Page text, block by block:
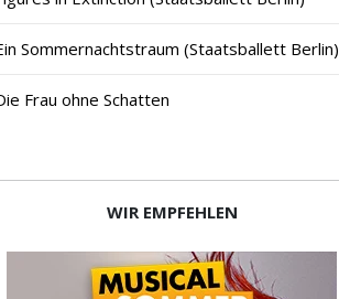
Sommernachtstraum (Staatsballett Berlin)
Frau ohne Schatten
WIR EMPFEHLEN